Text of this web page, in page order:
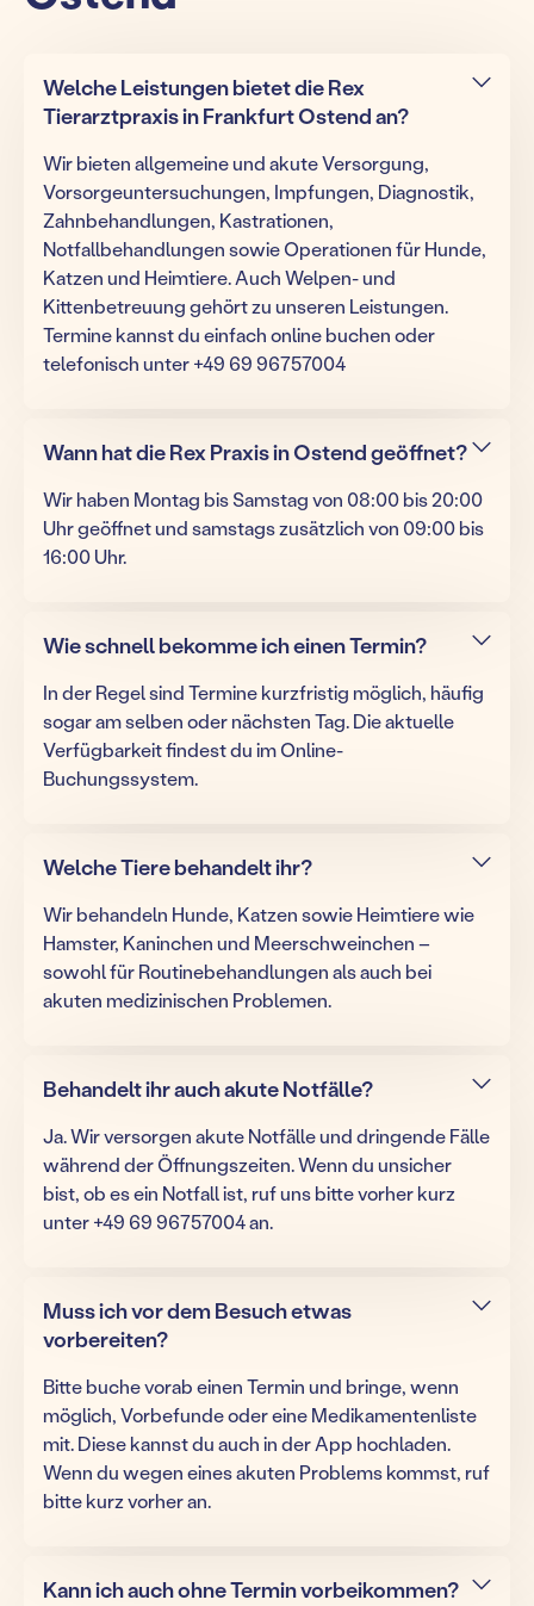
Welche Leistungen bietet die Rex
Tierarztpraxis in Frankfurt Ostend an?
Wir bieten allgemeine und akute Versorgung,
Vorsorgeuntersuchungen, Impfungen, Diagnostik,
Zahnbehandlungen, Kastrationen,
Notfallbehandlungen sowie Operationen für Hunde,
Katzen und Heimtiere. Auch Welpen- und
Kittenbetreuung gehört zu unseren Leistungen.
Termine kannst du einfach online buchen oder
telefonisch unter +49 69 96757004
Wann hat die Rex Praxis in Ostend geöffnet?
Wir haben Montag bis Samstag von 08:00 bis 20:00
Uhr geöffnet und samstags zusätzlich von 09:00 bis
16:00 Uhr.
Wie schnell bekomme ich einen Termin?
In der Regel sind Termine kurzfristig möglich, häufig
sogar am selben oder nächsten Tag. Die aktuelle
Verfügbarkeit findest du im Online-
Buchungssystem.
Welche Tiere behandelt ihr?
Wir behandeln Hunde, Katzen sowie Heimtiere wie
Hamster, Kaninchen und Meerschweinchen –
sowohl für Routinebehandlungen als auch bei
akuten medizinischen Problemen.
Behandelt ihr auch akute Notfälle?
Ja. Wir versorgen akute Notfälle und dringende Fälle
während der Öffnungszeiten. Wenn du unsicher
bist, ob es ein Notfall ist, ruf uns bitte vorher kurz
unter +49 69 96757004 an.
Muss ich vor dem Besuch etwas
vorbereiten?
Bitte buche vorab einen Termin und bringe, wenn
möglich, Vorbefunde oder eine Medikamentenliste
mit. Diese kannst du auch in der App hochladen.
Wenn du wegen eines akuten Problems kommst, ruf
bitte kurz vorher an.
Kann ich auch ohne Termin vorbeikommen?